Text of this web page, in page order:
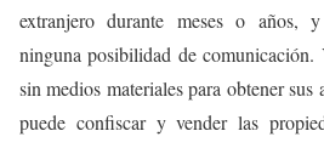
extranjero durante meses o años,
ninguna posibilidad de
sin medios materiales para obtener
puede confiscar y vender las